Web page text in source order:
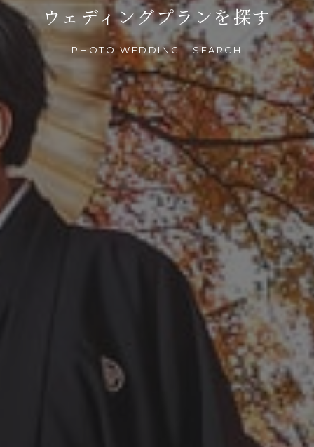
ウェディングプランを探す
PHOTO WEDDING - SEARCH